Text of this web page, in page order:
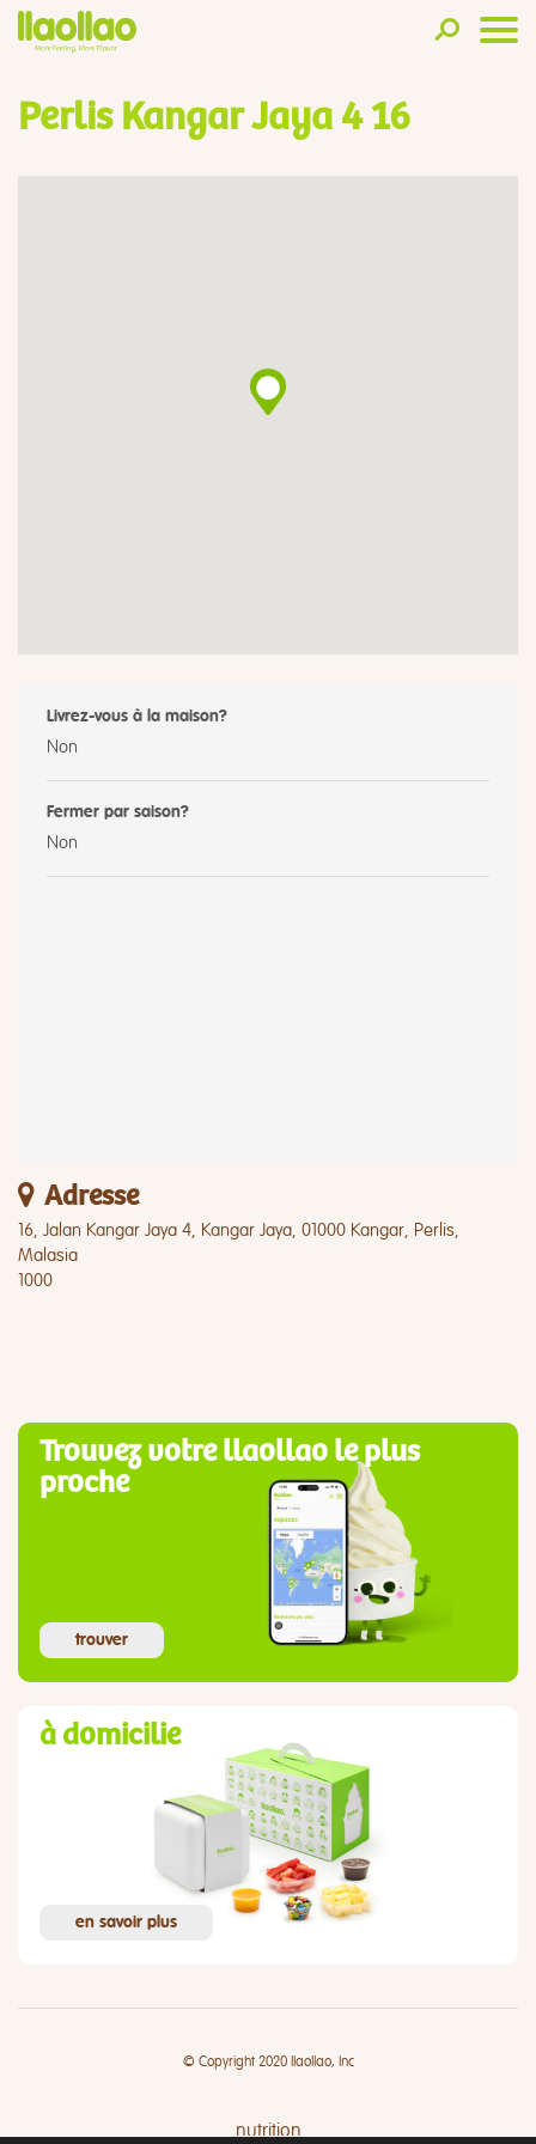
Perlis Kangar Jaya 4 16
Livrez-vous à la maison?
Non
Fermer par saison?
Non
Adresse
16, Jalan Kangar Jaya 4, Kangar Jaya, 01000 Kangar, Perlis,
Malasia
1000
Trouvez votre llaollao le plus
proche
trouver
à domicilie
en savoir plus
© Copyright 2020 llaollao, Inc
nutrition